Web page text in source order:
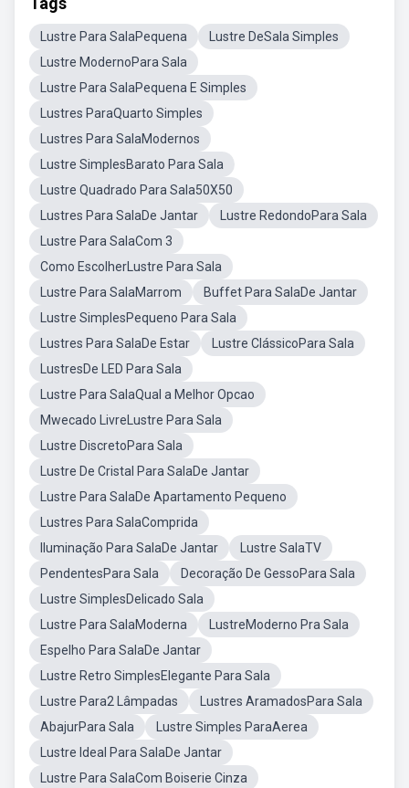
Lustre Para SalaPequena
Lustre DeSala Simples
Lustre ModernoPara Sala
Lustre Para SalaPequena E Simples
Lustres ParaQuarto Simples
Lustres Para SalaModernos
Lustre SimplesBarato Para Sala
Lustre Quadrado Para Sala50X50
Lustres Para SalaDe Jantar
Lustre RedondoPara Sala
Lustre Para SalaCom 3
Como EscolherLustre Para Sala
Lustre Para SalaMarrom
Buffet Para SalaDe Jantar
Lustre SimplesPequeno Para Sala
Lustres Para SalaDe Estar
Lustre ClássicoPara Sala
LustresDe LED Para Sala
Lustre Para SalaQual a Melhor Opcao
Mwecado LivreLustre Para Sala
Lustre DiscretoPara Sala
Lustre De Cristal Para SalaDe Jantar
Lustre Para SalaDe Apartamento Pequeno
Lustres Para SalaComprida
Iluminação Para SalaDe Jantar
Lustre SalaTV
PendentesPara Sala
Decoração De GessoPara Sala
Lustre SimplesDelicado Sala
Lustre Para SalaModerna
LustreModerno Pra Sala
Espelho Para SalaDe Jantar
Lustre Retro SimplesElegante Para Sala
Lustre Para2 Lâmpadas
Lustres AramadosPara Sala
AbajurPara Sala
Lustre Simples ParaAerea
Lustre Ideal Para SalaDe Jantar
Lustre Para SalaCom Boiserie Cinza